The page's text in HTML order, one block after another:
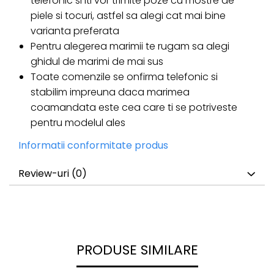
piele si tocuri, astfel sa alegi cat mai bine
varianta preferata
Pentru alegerea marimii te rugam sa alegi
ghidul de marimi de mai sus
Toate comenzile se onfirma telefonic si
stabilim impreuna daca marimea
coamandata este cea care ti se potriveste
pentru modelul ales
Informatii conformitate produs
Review-uri (0)
PRODUSE SIMILARE